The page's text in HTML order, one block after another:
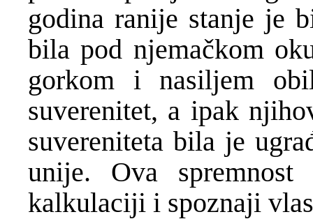
godina ranije stanje je
bila pod njemačkom
gorkom i nasiljem
suverenitet, a ipak
suvereniteta bila je
unije. Ova spremnost
kalkulaciji i spoznaji